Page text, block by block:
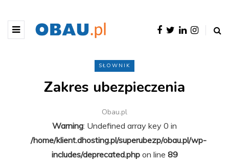
SŁOWNIK
Zakres ubezpieczenia
Obau.pl
Warning: Undefined array key 0 in
/home/klient.dhosting.pl/superubezp/obau.pl/wp-
includes/deprecated.phpon line 89